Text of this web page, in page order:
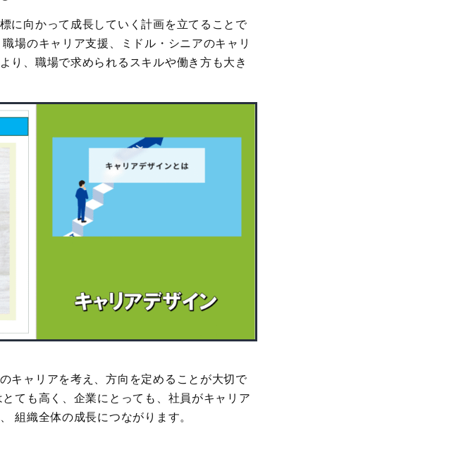
に向かって成長していく計画を立てることで
場のキャリア支援、ミドル・シニアのキャリ
り、職場で求められるスキルや働き方も大き
キャリアを考え、方向を定めることが大切で
ても高く、企業にとっても、社員がキャリア
組織全体の成長につながります。